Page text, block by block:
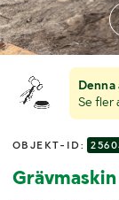
Denna
Se fler
OBJEKT-ID: